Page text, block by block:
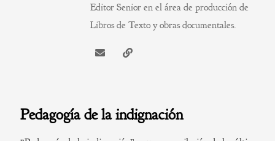
Editor Senior en el área de producción de
Libros de Texto y obras documentales.
Pedagogía de la indignación